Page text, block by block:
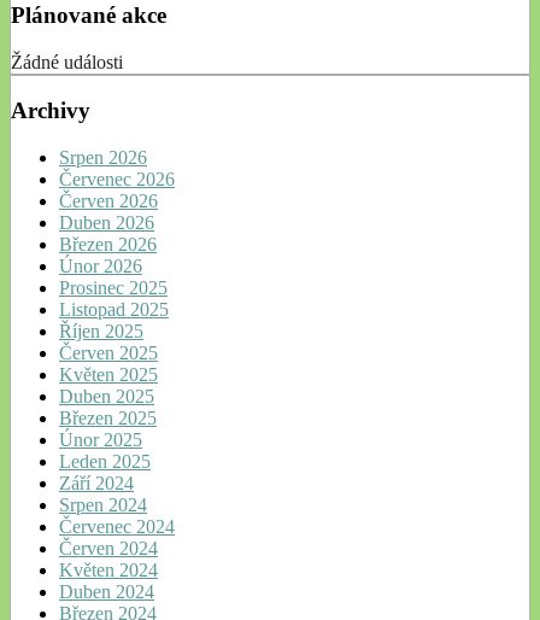
Plánované akce
Žádné události
Archivy
Srpen 2026
Červenec 2026
Červen 2026
Duben 2026
Březen 2026
Únor 2026
Prosinec 2025
Listopad 2025
Říjen 2025
Červen 2025
Květen 2025
Duben 2025
Březen 2025
Únor 2025
Leden 2025
Září 2024
Srpen 2024
Červenec 2024
Červen 2024
Květen 2024
Duben 2024
Březen 2024